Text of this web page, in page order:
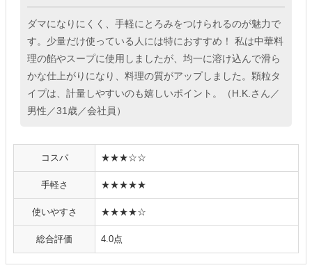
ダマになりにくく、手軽にとろみをつけられるのが魅力で
す。少量だけ使っている人には特におすすめ！ 私は中華料
理の餡やスープに使用しましたが、均一に溶け込んで滑ら
かな仕上がりになり、料理の質がアップしました。顆粒タ
イプは、計量しやすいのも嬉しいポイント。（H.K.さん／
男性／31歳／会社員）
コスパ ★★★☆☆
手軽さ ★★★★★
使いやすさ ★★★★☆
総合評価 4.0点